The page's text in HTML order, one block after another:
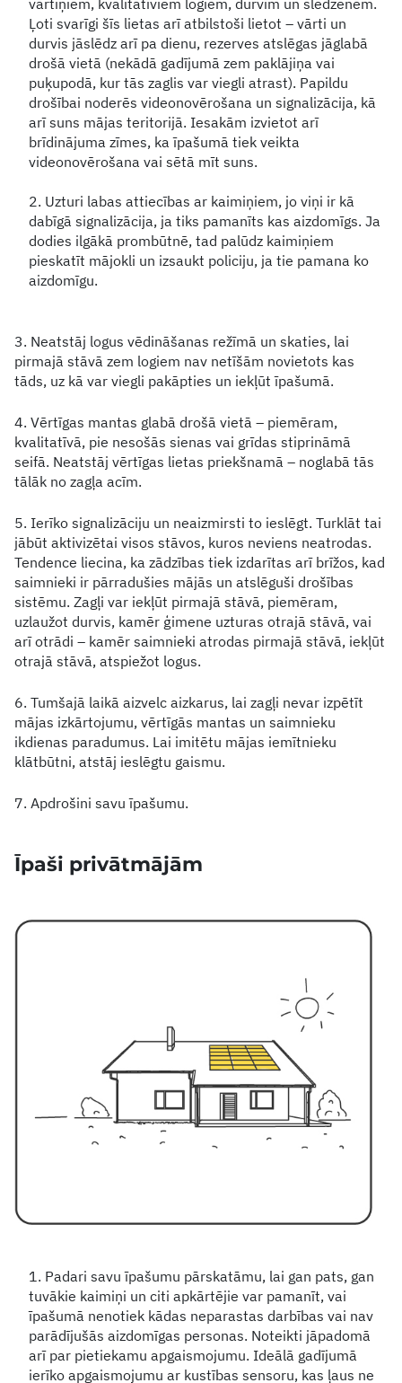
Ļoti svarīgi šīs lietas arī atbilstoši lietot – vārti un
durvis jāslēdz arī pa dienu, rezerves atslēgas jāglabā
drošā vietā (nekādā gadījumā zem paklājiņa vai
puķupodā, kur tās zaglis var viegli atrast). Papildu
drošībai noderēs videonovērošana un signalizācija, kā
arī suns mājas teritorijā. Iesakām izvietot arī
brīdinājuma zīmes, ka īpašumā tiek veikta
videonovērošana vai sētā mīt suns.
2. Uzturi labas attiecības ar kaimiņiem, jo viņi ir kā
dabīgā signalizācija, ja tiks pamanīts kas aizdomīgs. Ja
dodies ilgākā prombūtnē, tad palūdz kaimiņiem
pieskatīt mājokli un izsaukt policiju, ja tie pamana ko
aizdomīgu.
3. Neatstāj logus vēdināšanas režīmā un skaties, lai
pirmajā stāvā zem logiem nav netīšām novietots kas
tāds, uz kā var viegli pakāpties un iekļūt īpašumā.
4. Vērtīgas mantas glabā drošā vietā – piemēram,
kvalitatīvā, pie nesošās sienas vai grīdas stiprināmā
seifā. Neatstāj vērtīgas lietas priekšnamā – noglabā tās
tālāk no zagļa acīm.
5. Ierīko signalizāciju un neaizmirsti to ieslēgt. Turklāt tai
jābūt aktivizētai visos stāvos, kuros neviens neatrodas.
Tendence liecina, ka zādzības tiek izdarītas arī brīžos, kad
saimnieki ir pārradušies mājās un atslēguši drošības
sistēmu. Zagļi var iekļūt pirmajā stāvā, piemēram,
uzlaužot durvis, kamēr ģimene uzturas otrajā stāvā, vai
arī otrādi – kamēr saimnieki atrodas pirmajā stāvā, iekļūt
otrajā stāvā, atspiežot logus.
6. Tumšajā laikā aizvelc aizkarus, lai zagļi nevar izpētīt
mājas izkārtojumu, vērtīgās mantas un saimnieku
ikdienas paradumus. Lai imitētu mājas iemītnieku
klātbūtni, atstāj ieslēgtu gaismu.
7. Apdrošini savu īpašumu.
Īpaši privātmājām
1. Padari savu īpašumu pārskatāmu, lai gan pats, gan
tuvākie kaimiņi un citi apkārtējie var pamanīt, vai
īpašumā nenotiek kādas neparastas darbības vai nav
parādījušās aizdomīgas personas. Noteikti jāpadomā
arī par pietiekamu apgaismojumu. Ideālā gadījumā
ierīko apgaismojumu ar kustības sensoru, kas ļaus ne